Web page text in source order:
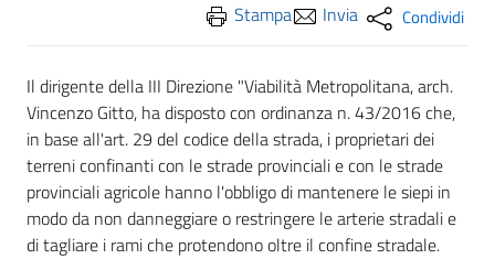
Stampa Invia Condividi
Il dirigente della III Direzione "Viabilità Metropolitana, arch.
Vincenzo Gitto, ha disposto con ordinanza n. 43/2016 che,
in base all'art. 29 del codice della strada, i proprietari dei
terreni confinanti con le strade provinciali e con le strade
provinciali agricole hanno l'obbligo di mantenere le siepi in
modo da non danneggiare o restringere le arterie stradali e
di tagliare i rami che protendono oltre il confine stradale.